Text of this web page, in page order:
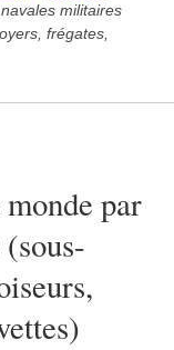
militaires
frégates,
par